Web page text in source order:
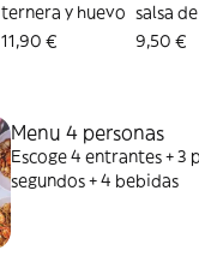
ternera y huevo
11,90 €
salsa
9,50 €
Menu 4 personas
Escoge 4 entrantes + 3
segundos + 4 bebidas